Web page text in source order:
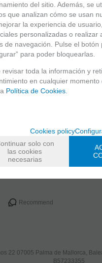
21.00%
-
unidades
Recommend
22 07005 Palma de Mallorca,
B57233355
del sitio. Además, se
que analizan cómo se usan
la experiencia de
personalizadas o realizar
de navegación. Pulse el botón
para poder bloquearlas.
revisar toda la información y
en cualquier momento
Política de Cookies
Cookies policy
solo con
las cookies
necesarias